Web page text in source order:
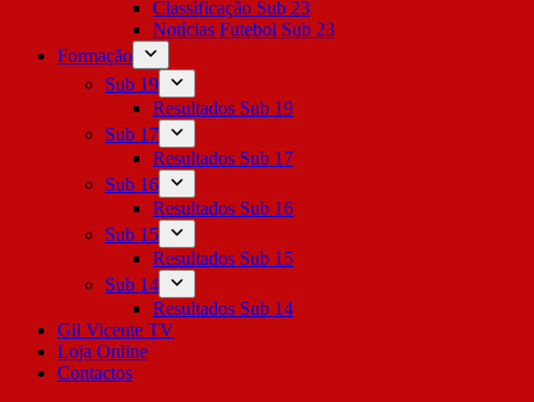
Classificação Sub 23
Notícias Futebol Sub 23
Formação
Sub 19
Resultados Sub 19
Sub 17
Resultados Sub 17
Sub 16
Resultados Sub 16
Sub 15
Resultados Sub 15
Sub 14
Resultados Sub 14
Gil Vicente TV
Loja Online
Contactos